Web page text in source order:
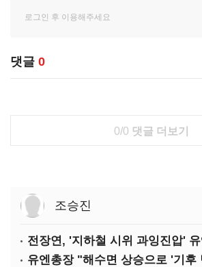
댓글 0
0/0 댓글 더보기
조승진
전장연, '지하철 시위 과잉진압'
유엔총장 "해수면 상승으로 '기후